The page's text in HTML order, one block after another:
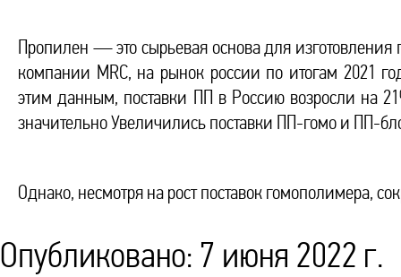
Пропилен — это сырьевая основа для
компании MRC, на рынок россии по итогам 2021
этим данным, поставки ПП в Россию возросли на
значительно Увеличились поставки ПП-гомо и ПП-
Однако, несмотря на рост поставок гомополимера,
Опубликовано: 7 июня 2022 г.